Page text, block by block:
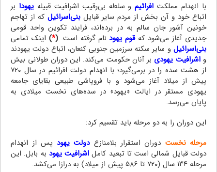
با انهدام مملکت افرائیمو سلطه بی‌رقیب اشرافیت قبیله یهودا بر
اتباع خود و آن بخش از مردم سایر قبایل بنی‌اسرائیلکه از تهاجم
خونین آشور جان سالم به در برده‌اند، فرایند تکوین واحد قومی
جدیدی آغاز می‌شود کهقوم یهود نام گرفته است.(
*
) اینک تمامی
بنی‌اسرائیل و سایر سکنه سرزمین جنوبی کنعان، اتباع دولت یهودند
واشرافیت یهودی بر آنان حکومت می‌کند. این دوران طولانی بیش
از هشت سده را در برمی‌گیرد؛ با انهدام دولت افرائیم در سال ۷۲۰
پیش از میلاد آغاز می‌شود و با فروپاشی طبیعی بقایای جامعه
یهودی مستقر در ایالت‌ «یهود» در سده‌های نخست میلادی به
پایان می‌رسد.
این دوران را به دو مرحله باید تقسیم کرد:
مرحله نخست دوران استقرار بلامنازعدولت یهود پس از انهدام
دولت قبایل شمالی است تا تبعید کامل اشرافیت یهود به بابل. این
مرحله ۱۳۴ سال (۷۲۰ تا ۵۸۶ پیش از میلاد) به درازا می‌کشد.